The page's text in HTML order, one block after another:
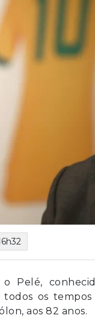
o Pelé,
os
aos 82 anos.